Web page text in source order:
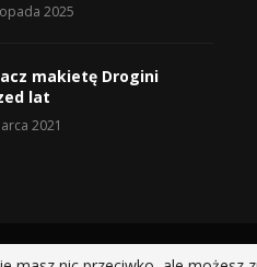
2025
makietę Drogini
lat
2021
Reserved.